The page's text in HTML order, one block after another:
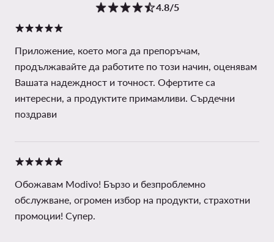
4.8/5
Приложение, което мога да препоръчам,
продължавайте да работите по този начин, оценявам
Вашата надеждност и точност. Офертите са
интересни, а продуктите примамливи. Сърдечни
поздрави
Обожавам Modivo! Бързо и безпроблемно
обслужване, огромен избор на продукти, страхотни
промоции! Супер.